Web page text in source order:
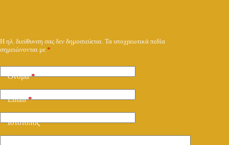
Η ηλ. διεύθυνση σας δεν δημοσιεύεται. Τα υποχρεωτικά πεδία
σημειώνονται με *
Όνομα*
Email*
Ιστότοπος